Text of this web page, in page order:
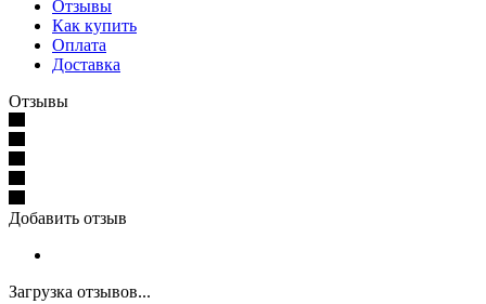
Отзывы
Как купить
Оплата
Доставка
Отзывы
Добавить отзыв
Загрузка отзывов...